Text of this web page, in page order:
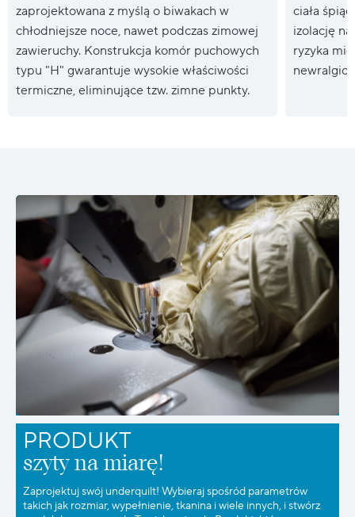
zaprojektowana z myślą o biwakach w
chłodniejsze noce, nawet podczas zimowej
zawieruchy. Konstrukcja komór puchowych
typu "H" gwarantuje wysokie właściwości
termiczne, eliminujące tzw. zimne punkty.
ciała
izolację na
ryzyka
PRODUKT
szyty na miarę!
Zaprojektuj swój underquilt! Wybieraj spośród parametrów
takich jak rozmiar, wypełnienie, tkanina i wiele innych, i stwórz